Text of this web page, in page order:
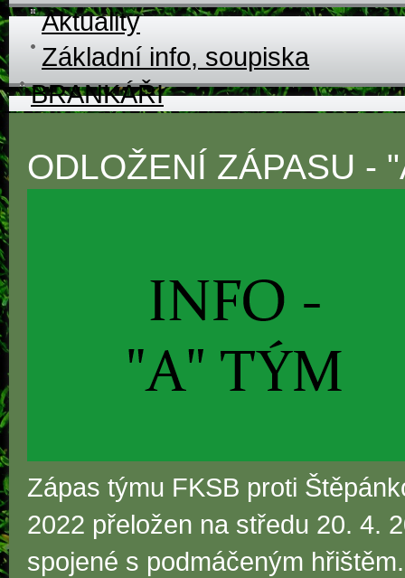
Aktuality
Základní info, soupiska
BRANKÁŘI
ODLOŽENÍ ZÁPASU -
Zápas týmu FKSB proti
2022 přeložen na středu 20. 4.
spojené s podmáčeným hřištěm.